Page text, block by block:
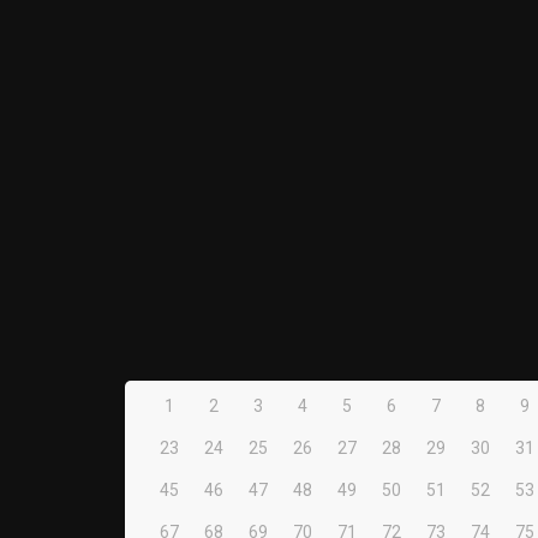
1 2 3 4 5 6 7 8 9
23 24 25 26 27 28 29 30 31
45 46 47 48 49 50 51 52 53
67 68 69 70 71 72 73 74 75